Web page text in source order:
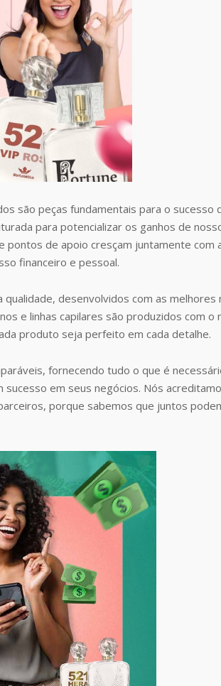
são peças fundamentais para o sucesso
para potencializar os ganhos de
pontos de apoio cresçam juntamente com
financeiro e pessoal.
desenvolvidos com as melhores
e linhas capilares são produzidos com o
produto seja perfeito em cada detalhe.
fornecendo tudo o que é
em seus negócios. Nós
porque sabemos que juntos